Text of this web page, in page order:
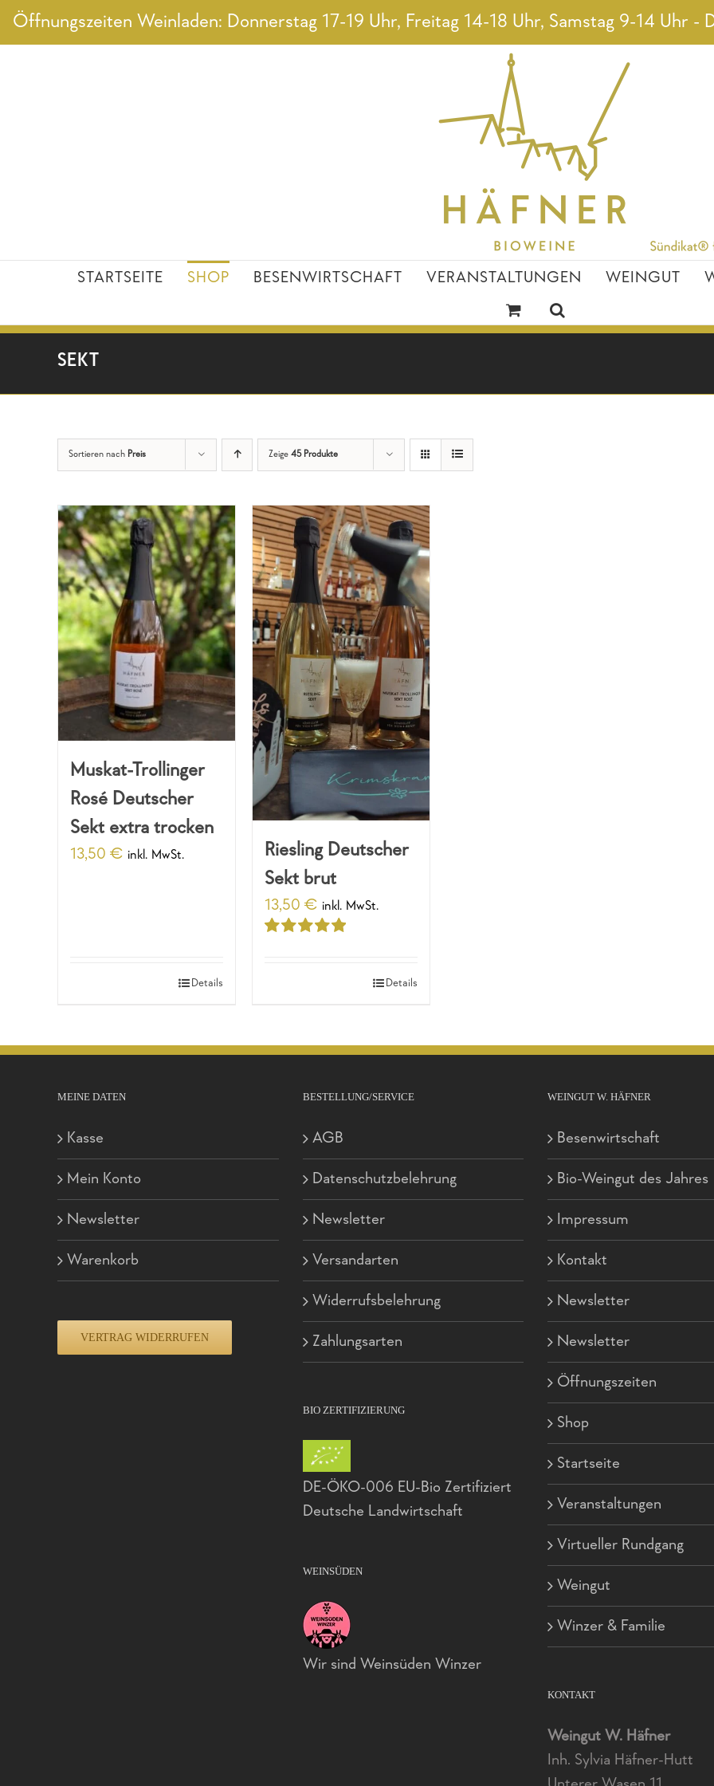
Zum
STARTSEITE SHOP BESENWIRTSCHAFT VERANSTALTUNGEN WEINGUT
SEKT
Sortieren nach Preis Zeige 45 Produkte
Muskat-Trollinger
Rosé Deutscher
Sekt extra trocken
13,50 € inkl. MwSt.
Details
Riesling Deutscher
Sekt brut
13,50 € inkl. MwSt.
Details
MEINE DATEN
Kasse
Mein Konto
Newsletter
Warenkorb
VERTRAG WIDERRUFEN
BESTELLUNG/SERVICE
AGB
Datenschutzbelehrung
Newsletter
Versandarten
Widerrufsbelehrung
Zahlungsarten
BIO ZERTIFIZIERUNG
DE-ÖKO-006 EU-Bio Zertifiziert
Deutsche Landwirtschaft
WEINSÜDEN
Wir sind Weinsüden Winzer
WEINGUT W. HÄFNER
Besenwirtschaft
Bio-Weingut des Jahres
Impressum
Kontakt
Newsletter
Newsletter
Öffnungszeiten
Shop
Startseite
Veranstaltungen
Virtueller Rundgang
Weingut
Winzer & Familie
KONTAKT
Weingut W. Häfner
Inh. Sylvia Häfner-Hutt
Öffnungszeiten Weinladen: Donnerstag 17-19 Uhr, Freitag 14-18 Uhr, Samstag 9-14 Uhr -